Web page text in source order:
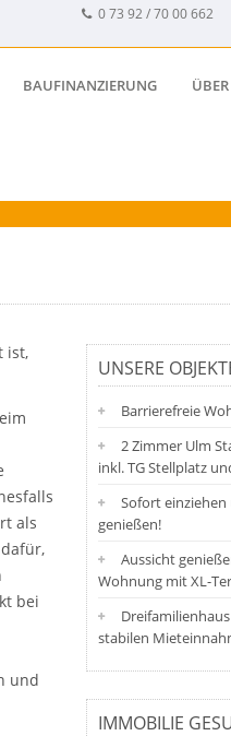
0 73 92 / 70 00 662
BAUFINANZIERUNG
ist,
als
bei
und
UNSERE
Barrierefreie
2 Zimmer Ulm
inkl. TG Stellplatz
Sofort einziehen
genießen!
Aussicht
Wohnung mit XL-
stabilen
IMMOBILIE